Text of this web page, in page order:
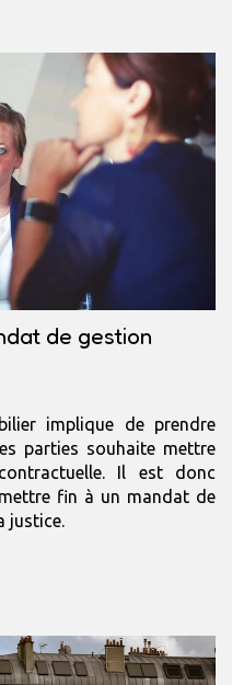
de gestion
implique de prendre
parties souhaite mettre
Il est donc
fin à un mandat de
justice.